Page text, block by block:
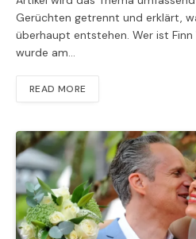
Gerüchten getrennt und erklärt,
überhaupt entstehen. Wer ist
wurde am…
READ MORE